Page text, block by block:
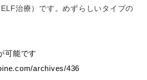
治療）です。めずらしいタイプの
可能です
archives/436